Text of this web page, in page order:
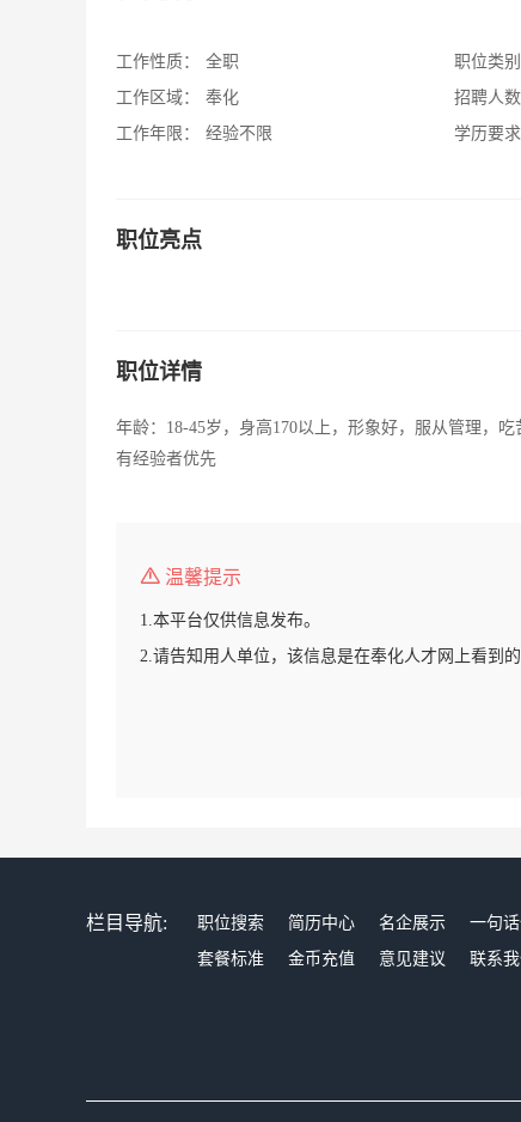
工作性质：
全职
工作区域：
奉化
工作年限：
经验不限
职位类别
招聘人数
学历要求
职位亮点
职位详情
年龄：18-45岁，身高170以上，形象好，服从管理，
有经验者优先
温馨提示
1.本平台仅供信息发布。
2.请告知用人单位，该信息是在奉化人才网上看到的
栏目导航: 职位搜索 简历中心 名企展示 一句
套餐标准
金币充值 意见建议 联系我